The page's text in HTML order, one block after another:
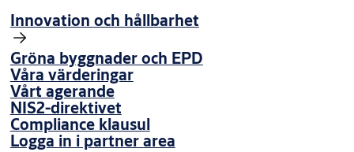
skruvar.
Innovation och hållbarhet
Gröna byggnader och EPD
Våra värderingar
Vårt agerande
NIS2-direktivet
Compliance klausul
Logga in i partner area